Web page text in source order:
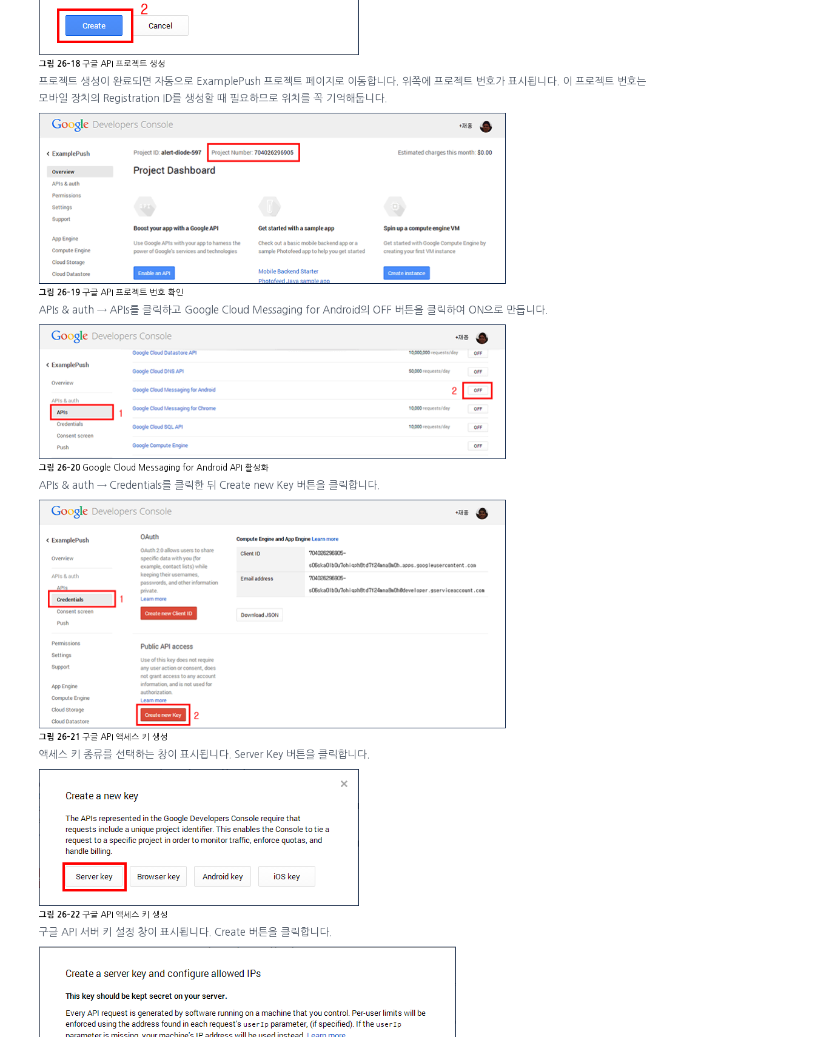
그림 26-18 구글 API 프로젝트 생성
프로젝트 생성이 완료되면 자동으로 ExamplePush 프로젝트 페이지로 이동합니다. 위쪽에 프로젝트 번호가 표시됩니다. 이 프로젝트 번호는
모바일 장치의 Registration ID를 생성할 때 필요하므로 위치를 꼭 기억해둡니다.
그림 26-19 구글 API 프로젝트 번호 확인
APIs & auth → APIs를 클릭하고 Google Cloud Messaging for Android의 OFF 버튼을 클릭하여 ON으로 만듭니다.
그림 26-20 Google Cloud Messaging for Android API 활성화
APIs & auth → Credentials를 클릭한 뒤 Create new Key 버튼을 클릭합니다.
그림 26-21 구글 API 액세스 키 생성
액세스 키 종류를 선택하는 창이 표시됩니다. Server Key 버튼을 클릭합니다.
그림 26-22 구글 API 액세스 키 생성
구글 API 서버 키 설정 창이 표시됩니다. Create 버튼을 클릭합니다.